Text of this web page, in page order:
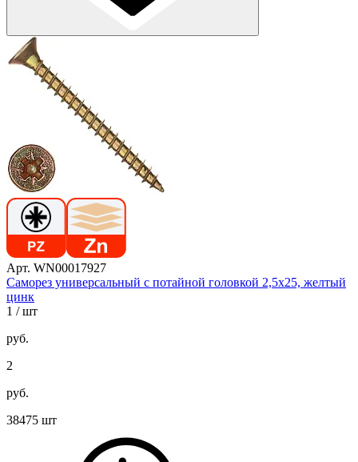
Арт. WN00017927
Саморез универсальный с потайной головкой 2,5х25, желтый
цинк
1 / шт
руб.
2
руб.
38475 шт